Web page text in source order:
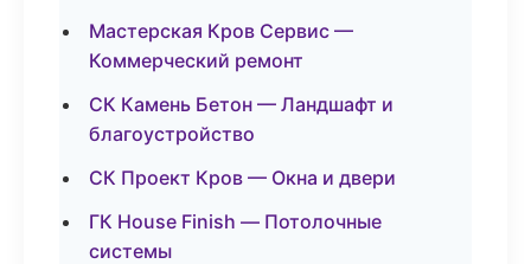
Мастерская Кров Сервис —
Коммерческий ремонт
СК Камень Бетон — Ландшафт и
благоустройство
СК Проект Кров — Окна и двери
ГК House Finish — Потолочные
системы